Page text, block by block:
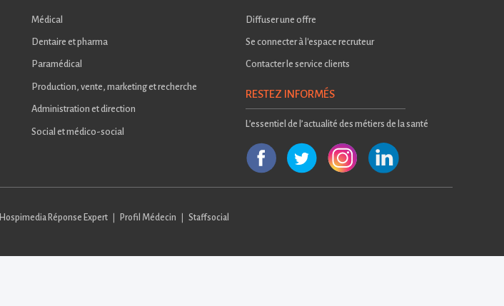
Médical
Dentaire et pharma
Paramédical
Production, vente, marketing et recherche
Administration et direction
Social et médico-social
Diffuser une offre
Se connecter à l'espace recruteur
Contacter le service clients
RESTEZ INFORMÉS
L’essentiel de l’actualité des métiers de la santé
Hospimedia Réponse Expert Profil Médecin Staffsocial